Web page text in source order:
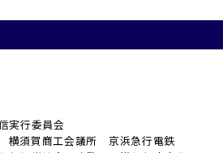
実行委員会
須賀商工会議所 京浜急行電鉄